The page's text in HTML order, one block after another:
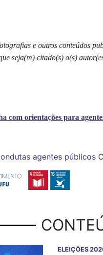
e outros conteúdos
seja(m) citado(s) o(s)
com orientações para
agentes públicos
ELEIÇÕES